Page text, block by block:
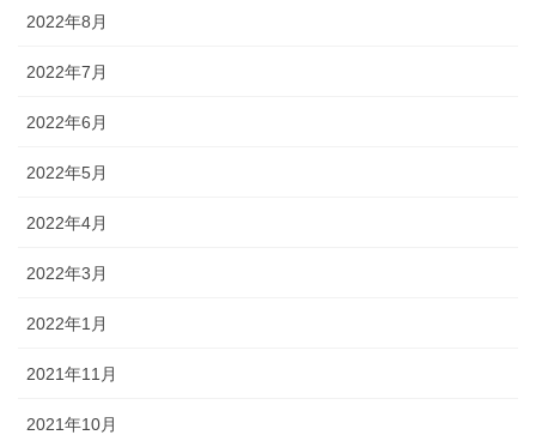
2022年8月
2022年7月
2022年6月
2022年5月
2022年4月
2022年3月
2022年1月
2021年11月
2021年10月